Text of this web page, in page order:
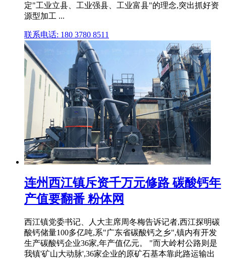
定"工业立县、工业强县、工业富县"的理念,突出抓好资
源型加工 ...
联系电话: 180 3780 8511
连州西江镇斥资千万元修路 碳酸钙年
产值要翻番 粉体网
西江镇党委书记、人大主席周冬梅告诉记者,西江探明碳
酸钙储量100多亿吨,系"广东省碳酸钙之乡",镇内有开发
生产碳酸钙企业36家,年产值亿元。 "而大岭村公路则是
我镇'矿山大动脉',36家企业的原矿石基本靠此路运输出